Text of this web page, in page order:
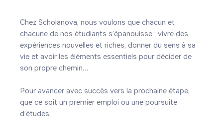
Chez Scholanova, nous voulons que chacun et
chacune de nos étudiants s’épanouisse : vivre des
expériences nouvelles et riches, donner du sens à sa
vie et avoir les éléments essentiels pour décider de
son propre chemin…
Pour avancer avec succès vers la prochaine étape,
que ce soit un premier emploi ou une poursuite
d’études.